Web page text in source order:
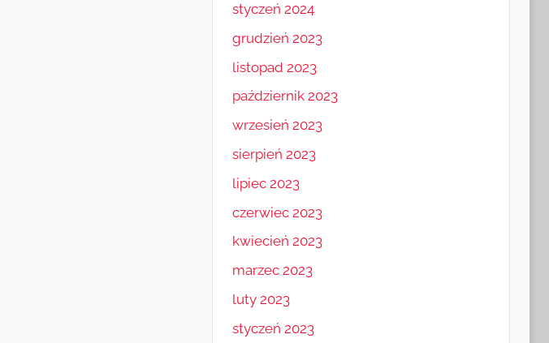
styczeń 2024
grudzień 2023
listopad 2023
październik 2023
wrzesień 2023
sierpień 2023
lipiec 2023
czerwiec 2023
kwiecień 2023
marzec 2023
luty 2023
styczeń 2023